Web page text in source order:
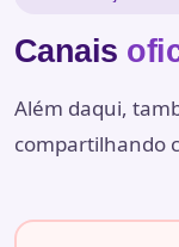
Canais
Além daqui,
compartilhando